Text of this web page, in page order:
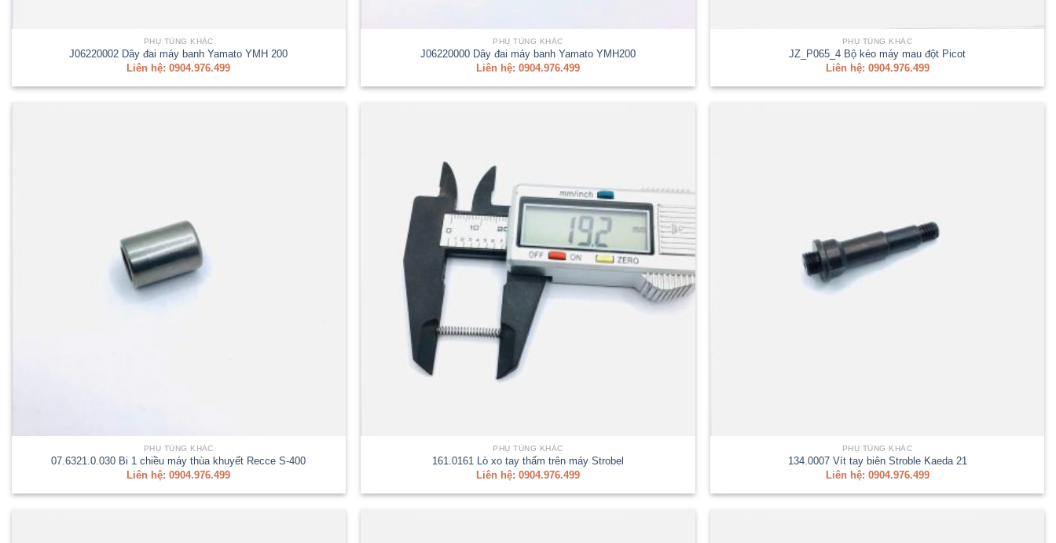
PHỤ TÙNG KHÁC
J06220002 Dây đai máy banh Yamato YMH 200
Liên hệ: 0904.976.499
PHỤ TÙNG KHÁC
J06220000 Dây đai máy banh Yamato YMH200
Liên hệ: 0904.976.499
PHỤ TÙNG KHÁC
JZ_P065_4 Bộ kéo máy mau đột Picot
Liên hệ: 0904.976.499
PHỤ TÙNG KHÁC
07.6321.0.030 Bi 1 chiều máy thùa khuyết Recce S-400
Liên hệ: 0904.976.499
PHỤ TÙNG KHÁC
161.0161 Lò xo tay thấm trên máy Strobel
Liên hệ: 0904.976.499
PHỤ TÙNG KHÁC
134.0007 Vít tay biên Stroble Kaeda 21
Liên hệ: 0904.976.499